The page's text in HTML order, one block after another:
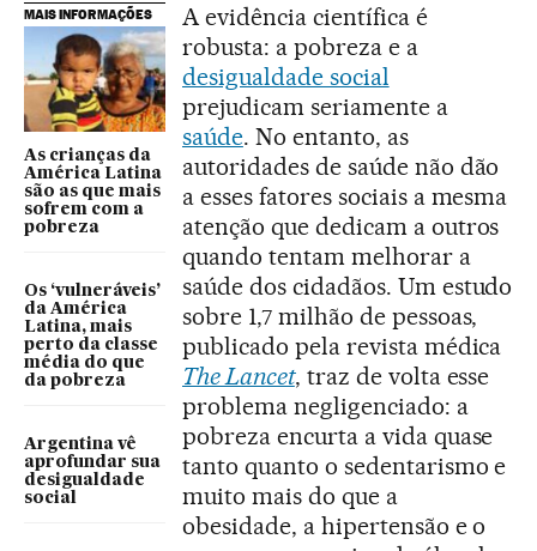
MAIS INFORMAÇÕES
As crianças da
América Latina
são as que mais
sofrem com a
pobreza
Os ‘vulneráveis’
da América
Latina, mais
perto da classe
média do que
da pobreza
Argentina vê
aprofundar sua
desigualdade
social
A evidência científica é
robusta: a pobreza e a
desigualdade social
prejudicam seriamente a
saúde. No entanto, as
autoridades de saúde não dão
a esses fatores sociais a mesma
atenção que dedicam a outros
quando tentam melhorar a
saúde dos cidadãos. Um estudo
sobre 1,7 milhão de pessoas,
publicado pela revista médica
The Lancet, traz de volta esse
problema negligenciado: a
pobreza encurta a vida quase
tanto quanto o sedentarismo e
muito mais do que a
obesidade, a hipertensão e o